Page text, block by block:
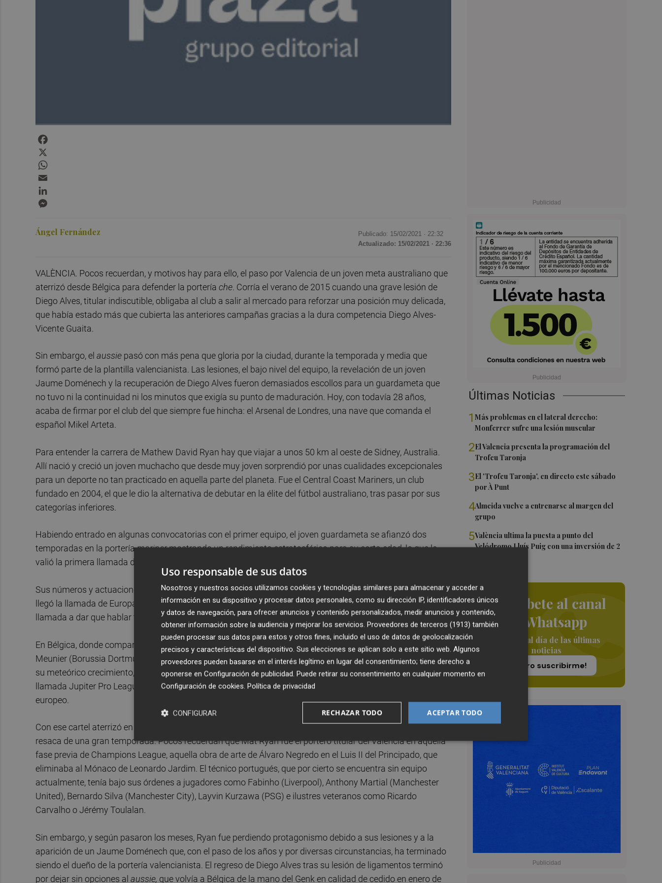
Últimas Noticias
1Más problemas en el lateral derecho:
Monferrer sufre una lesión muscular
2El Valencia presenta la programación del
Trofeu Taronja
3El 'Trofeu Taronja', en directo este sábado
por À Punt
4Almeida vuelve a entrenarse al margen del
grupo
5València ultima la puesta a punto del
Velódromo Lluís Puig con una inversión de 2
Suscríbete al canal
de Whatsapp
Siempre al día de las últimas
noticias
¡Quiero suscribirme!
Ángel Fernández Publicado: 15/02/2021 · 22:32
Actualizado: 15/02/2021 · 22:36
VALÈNCIA. Pocos recuerdan, y motivos hay para ello, el paso por Valencia de un joven meta australiano que
aterrizó desde Bélgica para defender la portería che. Corría el verano de 2015 cuando una grave lesión de
Diego Alves, titular indiscutible, obligaba al club a salir al mercado para reforzar una posición muy delicada,
que había estado más que cubierta las anteriores campañas gracias a la dura competencia Diego Alves-
Vicente Guaita.
Sin embargo, el aussie pasó con más pena que gloria por la ciudad, durante la temporada y media que
formó parte de la plantilla valencianista. Las lesiones, el bajo nivel del equipo, la revelación de un joven
Jaume Doménech y la recuperación de Diego Alves fueron demasiados escollos para un guardameta que
no tuvo ni la continuidad ni los minutos que exigía su punto de maduración. Hoy, con todavía 28 años,
acaba de firmar por el club del que siempre fue hincha: el Arsenal de Londres, una nave que comanda el
español Mikel Arteta.
Para entender la carrera de Mathew David Ryan hay que viajar a unos 50 km al oeste de Sidney, Australia.
Allí nació y creció un joven muchacho que desde muy joven sorprendió por unas cualidades excepcionales
para un deporte no tan practicado en aquella parte del planeta. Fue el Central Coast Mariners, un club
fundado en 2004, el que le dio la alternativa de debutar en la élite del fútbol australiano, tras pasar por sus
categorías inferiores.
Habiendo entrado en algunas convocatorias con el primer equipo, el joven guardameta se afianzó dos
temporadas en la porteríamarinermostrando un rendimiento estratosférico para su corta edad, lo que le
valió la primera llamada de la selección: los
Sus números y actuaciones impresionaron en el fútbol oceánico hasta el punto de que, con solo 21 años,
llegó la llamada de Europa: el Brujas recorrió el planeta con la firme intención de llevarse aquella joya
llamada a dar que hablar también en el fútbol del viejo continente.
En Bélgica, donde compartió vestuario con jugadores como Eidur Gudjohnsen (ya retirado), Thomas
Meunier (Borussia Dortmund) u Óscar Duarte (Levante UD), su rendimiento y sus condiciones siguieron con
su meteórico crecimiento, y Mat Ryan se consolidó como el mejor portero de la primera división belga, la
llamada Jupiter Pro League, y como uno de los cancerberos más prometedores de todo el panorama
europeo.
Con ese cartel aterrizó en 2015 en Valencia, una ciudad que destilaba la ilusión y la pasión propias de la
resaca de una gran temporada. Pocos recuerdan que Mat Ryan fue el portero titular del Valencia en aquella
fase previa de Champions League, aquella obra de arte de Álvaro Negredo en el Luis II del Principado, que
eliminaba al Mónaco de Leonardo Jardim. El técnico portugués, que por cierto se encuentra sin equipo
actualmente, tenía bajo sus órdenes a jugadores como Fabinho (Liverpool), Anthony Martial (Manchester
United), Bernardo Silva (Manchester City), Layvin Kurzawa (PSG) e ilustres veteranos como Ricardo
Carvalho o Jérémy Toulalan.
Sin embargo, y según pasaron los meses, Ryan fue perdiendo protagonismo debido a sus lesiones y a la
aparición de un Jaume Doménech que, con el paso de los años y por diversas circunstancias, ha terminado
siendo el dueño de la portería valencianista. El regreso de Diego Alves tras su lesión de ligamentos terminó
por dejar sin opciones al aussie, que volvía a Bélgica de la mano del Genk en calidad de cedido en enero de
Uso responsable de sus datos
Nosotros y nuestros socios utilizamos cookies y tecnologías similares para almacenar y acceder a
información en su dispositivo y procesar datos personales, como su dirección IP, identificadores únicos
y datos de navegación, para ofrecer anuncios y contenido personalizados, medir anuncios y contenido,
obtener información sobre la audiencia y mejorar los servicios. Proveedores de terceros (1913) también
pueden procesar sus datos para estos y otros fines, incluido el uso de datos de geolocalización
precisos y características del dispositivo. Sus elecciones se aplican solo a este sitio web. Algunos
proveedores pueden basarse en el interés legítimo en lugar del consentimiento; tiene derecho a
oponerse en Configuración de publicidad. Puede retirar su consentimiento en cualquier momento en
Configuración de cookies. Política de privacidad
ACEPTAR TODO
RECHAZAR TODO
CONFIGURAR